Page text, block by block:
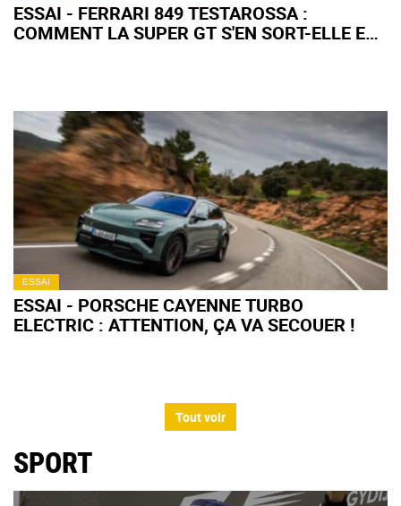
ESSAI - FERRARI 849 TESTAROSSA :
COMMENT LA SUPER GT S'EN SORT-ELLE EN
ESSAI
ESSAI - PORSCHE CAYENNE TURBO
ELECTRIC : ATTENTION, ÇA VA SECOUER !
Tout voir
SPORT